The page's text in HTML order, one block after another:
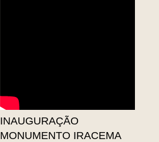
INAUGURAÇÃO
MONUMENTO IRACEMA